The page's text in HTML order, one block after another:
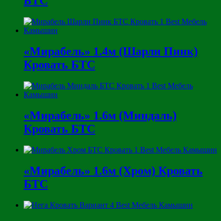
«Мирабель» 1.4м (Шарли Пинк)
Кровать БТС
«Мирабель» 1.6м (Миндаль)
Кровать БТС
«Мирабель» 1.6м (Хром) Кровать
БТС